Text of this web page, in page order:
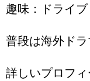
趣味：ドライ
普段は海外ドラ
詳しいプロフ